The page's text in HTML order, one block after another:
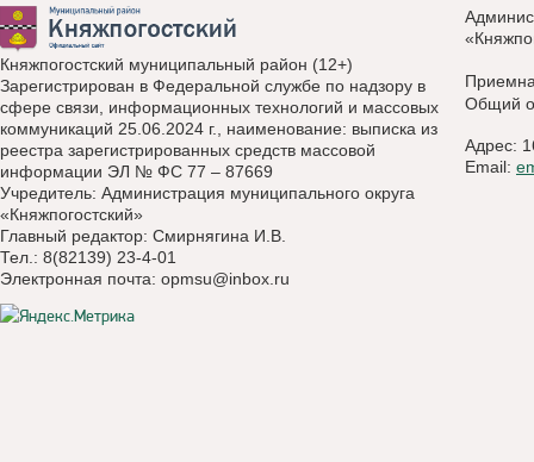
Княжпогостский муниципальный район (12+)
Зарегистрирован в Федеральной службе по надзору в
сфере связи, информационных технологий и массовых
коммуникаций 25.06.2024 г., наименование: выписка из
реестра зарегистрированных средств массовой
информации ЭЛ № ФС 77 – 87669
Учредитель: Администрация муниципального округа
«Княжпогостский»
Главный редактор: Смирнягина И.В.
Тел.: 8(82139) 23-4-01
Электронная почта: opmsu@inbox.ru
Общий
Адрес:
Email: